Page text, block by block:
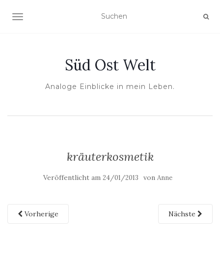
NAVIGATION UMSCHALTEN
Süd Ost Welt
Analoge Einblicke in mein Leben.
kräuterkosmetik
Veröffentlicht am 24/01/2013 von Anne
Vorherige Nächste